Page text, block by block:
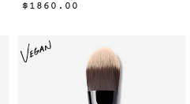
$1860.00